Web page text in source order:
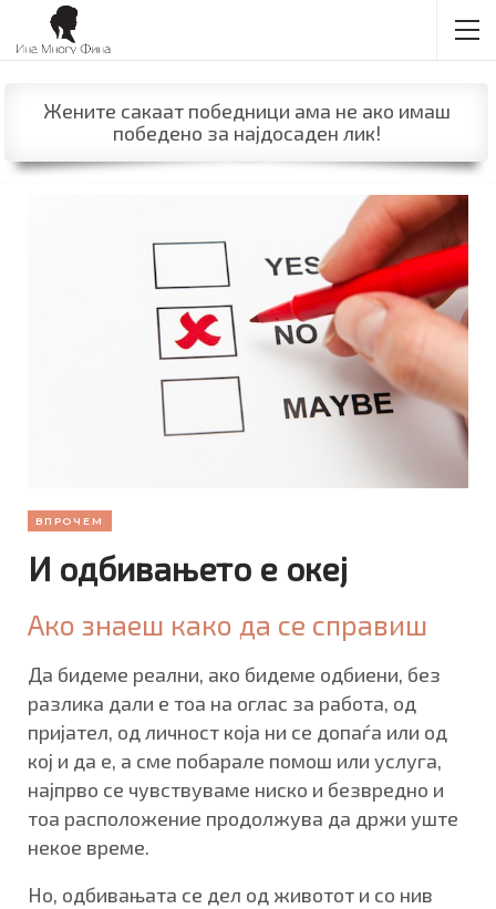
Жените сакаат победници ама не ако имаш
победено за најдосаден лик!
ВПРОЧЕМ
И одбивањето е океј
Ако знаеш како да се справиш
Да бидеме реални, ако бидеме одбиени, без
разлика дали е тоа на оглас за работа, од
пријател, од личност која ни се допаѓа или од
кој и да е, а сме побарале помош или услуга,
најпрво се чувствуваме ниско и безвредно и
тоа расположение продолжува да држи уште
некое време.
Но, одбивањата се дел од животот и со нив